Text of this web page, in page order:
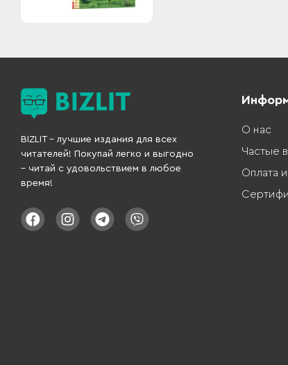
BIZLIT – лучшие издания для всех
читателей! Покупай легко и выгодно
– читай с удовольствием в любое
время!
О нас
Частые
Оплата